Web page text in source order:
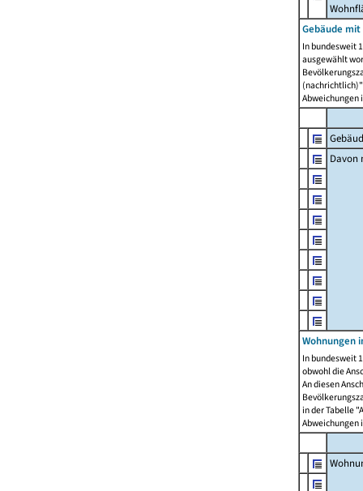
Gebäude
In bundesweit
ausgewählt
Abweichungen
Davon
Wohnungen
In bundesweit
obwohl die
An diesen
in der Tabelle
Abweichungen